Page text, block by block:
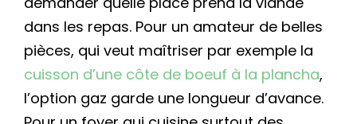
dans les repas. Pour un amateur de belles
pièces, qui veut maîtriser par exemple la
cuisson d’une côte de boeuf à la plancha,
l’option gaz garde une longueur d’avance.